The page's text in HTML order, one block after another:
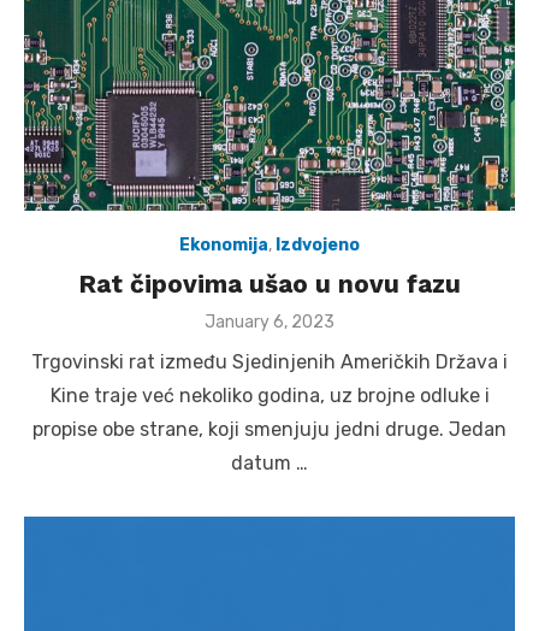
Ekonomija, Izdvojeno
Rat čipovima ušao u novu fazu
Posted
January 6, 2023
Trgovinski rat između Sjedinjenih Američkih Država i
Kine traje već nekoliko godina, uz brojne odluke i
propise obe strane, koji smenjuju jedni druge. Jedan
datum …